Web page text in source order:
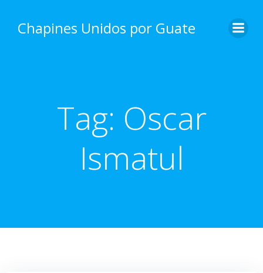
content
Chapines Unidos por Guate
Tag: Oscar
Ismatul